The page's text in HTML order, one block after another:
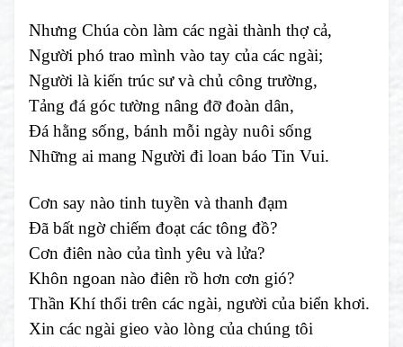
Nhưng Chúa còn làm các ngài thành thợ cả,
Người phó trao mình vào tay của các ngài;
Người là kiến trúc sư và chủ công trường,
Tảng đá góc tường nâng đỡ đoàn dân,
Đá hằng sống, bánh mỗi ngày nuôi sống
Những ai mang Người đi loan báo Tin Vui.
Cơn say nào tinh tuyền và thanh đạm
Đã bất ngờ chiếm đoạt các tông đồ?
Cơn điên nào của tình yêu và lửa?
Khôn ngoan nào điên rồ hơn cơn gió?
Thần Khí thổi trên các ngài, người của biển khơi.
Xin các ngài gieo vào lòng của chúng tôi